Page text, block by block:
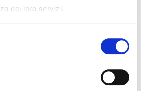
dei loro servizi.
e sul ruolo dei dati
ricadute
– The Energy